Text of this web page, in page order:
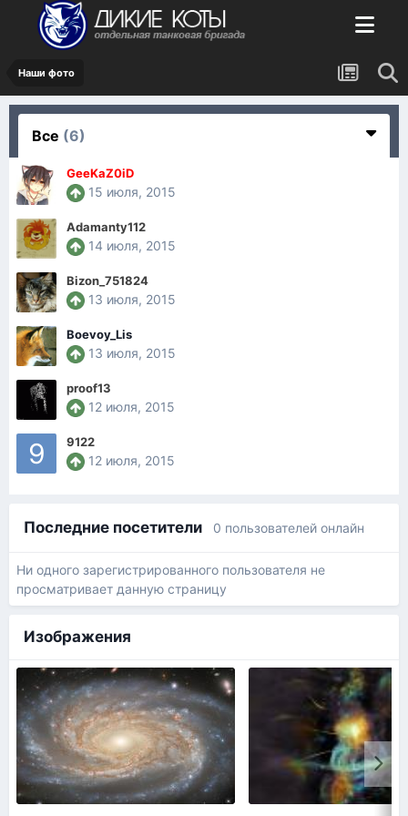
Наши фото
Все (6)
GeeKaZ0iD
15 июля, 2015
Adamanty112
14 июля, 2015
Bizon_751824
13 июля, 2015
Boevoy_Lis
13 июля, 2015
proof13
12 июля, 2015
9122
12 июля, 2015
Последние посетители 0 пользователей онлайн
Ни одного зарегистрированного пользователя не
просматривает данную страницу
Изображения